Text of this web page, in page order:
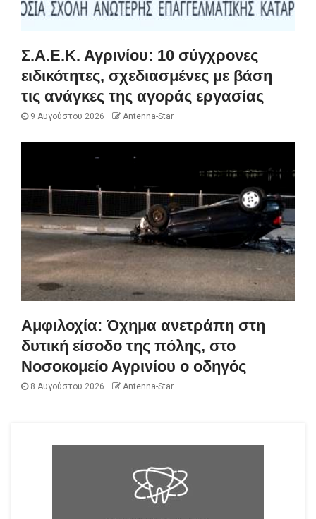
Σ.Α.Ε.Κ. Αγρινίου: 10 σύγχρονες
ειδικότητες, σχεδιασμένες με βάση
τις ανάγκες της αγοράς εργασίας
9 Αυγούστου 2026 Antenna-Star
Αμφιλοχία: Όχημα ανετράπη στη
δυτική είσοδο της πόλης, στο
Νοσοκομείο Αγρινίου ο οδηγός
8 Αυγούστου 2026 Antenna-Star